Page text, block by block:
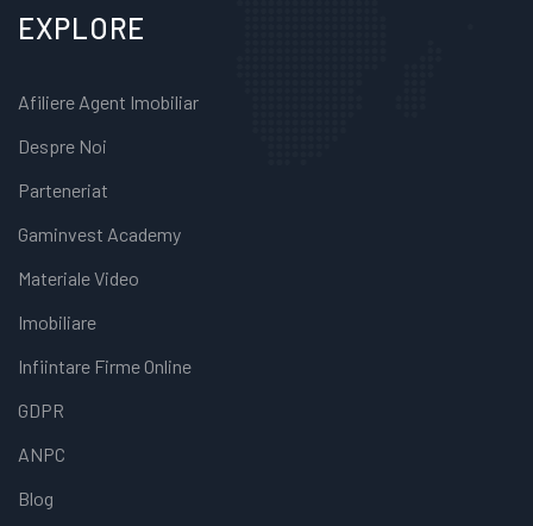
EXPLORE
Afiliere Agent Imobiliar
Despre Noi
Parteneriat
Gaminvest Academy
Materiale Video
Imobiliare
Infiintare Firme Online
GDPR
ANPC
Blog